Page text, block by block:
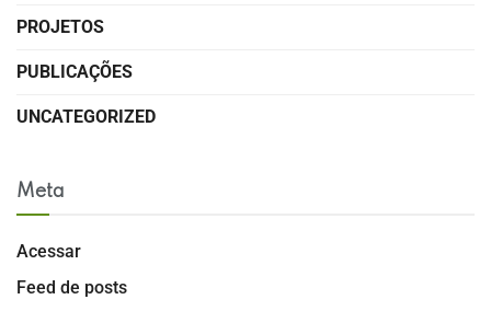
PROJETOS
PUBLICAÇÕES
UNCATEGORIZED
Meta
Acessar
Feed de posts